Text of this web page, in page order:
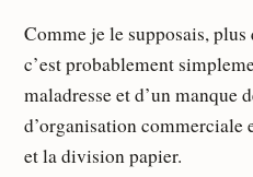
Comme je le supposais,
c’est probablement
maladresse et d’un manque
d’organisation
et la division papier.